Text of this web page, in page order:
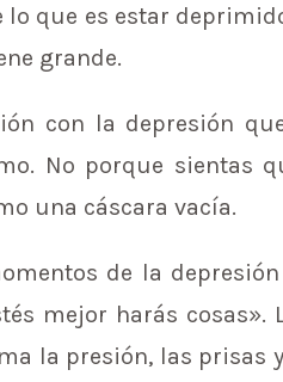
lo que es estar
grande.
con la depresión
No porque sientas
una cáscara vacía.
de la
mejor harás
la presión, las prisas